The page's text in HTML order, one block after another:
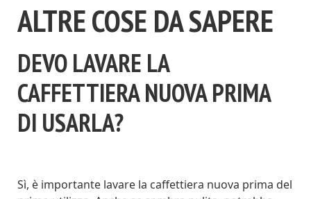
ALTRE COSE DA SAPERE
DEVO LAVARE LA
CAFFETTIERA NUOVA PRIMA
DI USARLA?
Sì, è importante lavare la caffettiera nuova prima del